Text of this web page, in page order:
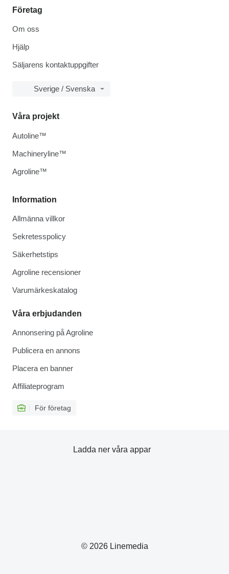
Företag
Om oss
Hjälp
Säljarens kontaktuppgifter
Sverige / Svenska
Information
Allmänna villkor
Sekretesspolicy
Säkerhetstips
Agroline recensioner
Varumärkeskatalog
Våra erbjudanden
Annonsering på Agroline
Publicera en annons
Placera en banner
Affiliateprogram
För företag
Våra projekt
Autoline™
Machineryline™
Agroline™
© 2026 Linemedia
Ladda ner våra appar